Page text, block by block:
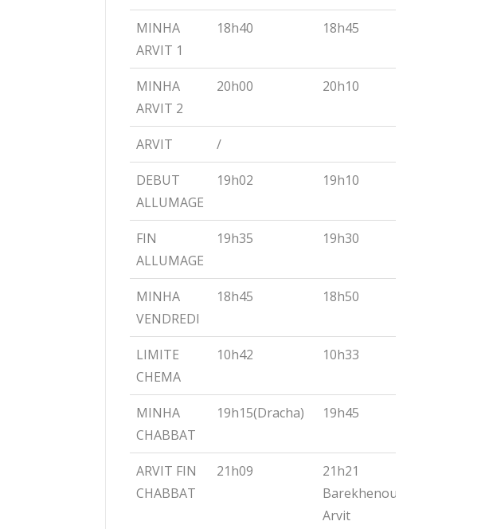
MINHA
ARVIT 1
18h40 18h45
MINHA
ARVIT 2
20h00 20h10
ARVIT /
DEBUT
ALLUMAGE
19h02 19h10
FIN
ALLUMAGE
19h35 19h30
MINHA
VENDREDI
18h45 18h50
LIMITE
CHEMA
10h42 10h33
MINHA
CHABBAT
19h15(Dracha) 19h45
ARVIT FIN
CHABBAT
21h09
21h21
Barekhenou
Arvit